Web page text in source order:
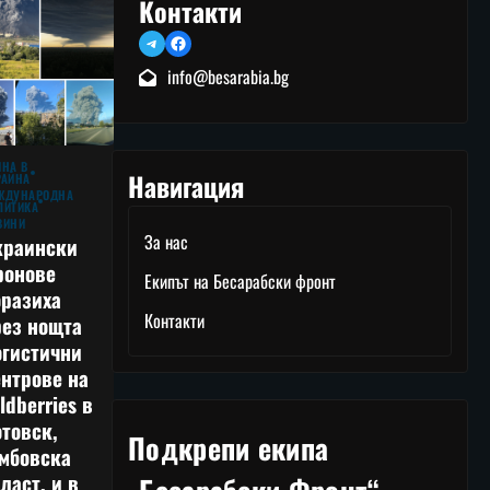
В
нощта
на
в
и в
Контакти
TelegramFacebook
info@besarabia.bg
Навигация
За нас
Екипът на Бесарабски фронт
Контакти
Подкрепи екипа